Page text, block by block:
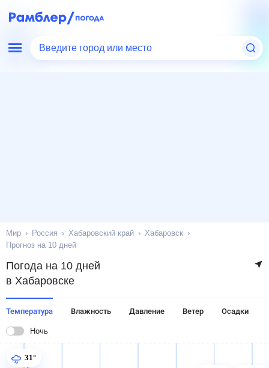
Введите город или место
Мир Россия Хабаровский край
Хабаровск
Прогноз на 10 дней
Погода на 10 дней
в Хабаровске
Температура Влажность Давление Ветер Осадки
Ночь
31°